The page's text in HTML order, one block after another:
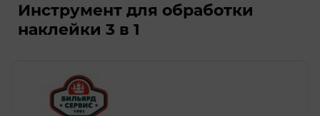
Инструмент для обработки
наклейки 3 в 1